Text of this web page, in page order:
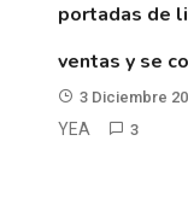
portadas de
ventas y se
3 Diciembre
YEA
3